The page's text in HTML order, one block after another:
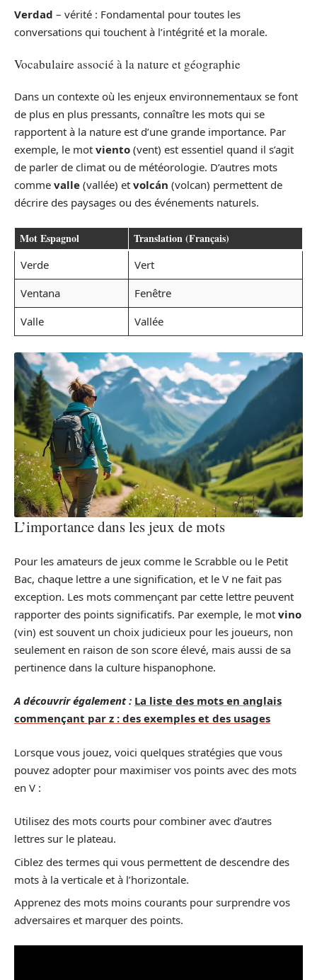
Verdad – vérité : Fondamental pour toutes les
conversations qui touchent à l’intégrité et la morale.
Vocabulaire associé à la nature et géographie
Dans un contexte où les enjeux environnementaux se font
de plus en plus pressants, connaître les mots qui se
rapportent à la nature est d’une grande importance. Par
exemple, le mot viento (vent) est essentiel quand il s’agit
de parler de climat ou de météorologie. D’autres mots
comme valle (vallée) et volcán (volcan) permettent de
décrire des paysages ou des événements naturels.
Mot Espagnol Translation (Français)
Verde
Vert
Ventana
Fenêtre
Valle
Vallée
L’importance dans les jeux de mots
Pour les amateurs de jeux comme le Scrabble ou le Petit
Bac, chaque lettre a une signification, et le V ne fait pas
exception. Les mots commençant par cette lettre peuvent
rapporter des points significatifs. Par exemple, le mot vino
(vin) est souvent un choix judicieux pour les joueurs, non
seulement en raison de son score élevé, mais aussi de sa
pertinence dans la culture hispanophone.
A découvrir également : La liste des mots en anglais
commençant par z : des exemples et des usages
Lorsque vous jouez, voici quelques stratégies que vous
pouvez adopter pour maximiser vos points avec des mots
en V :
Utilisez des mots courts pour combiner avec d’autres
lettres sur le plateau.
Ciblez des termes qui vous permettent de descendre des
mots à la verticale et à l’horizontale.
Apprenez des mots moins courants pour surprendre vos
adversaires et marquer des points.